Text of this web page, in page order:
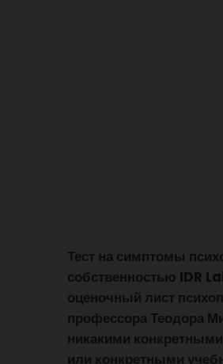
Тест на симптомы
собственностью IDR
оценочный лист
профессора Теодора
никакими
или конкретными